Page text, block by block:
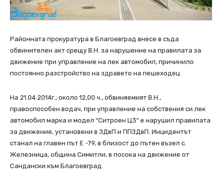
Районната прокуратура в Благоевград внесе в съда
обвинителен акт срещу В.Н. за нарушение на правилата за
движение при управление на лек автомобил, причинило
постоянно разстройство на здравето на пешеходец.
На 21.04.2014г., около 12,00 ч., обвиняемият В.Н.,
правоспособен водач, при управление на собствения си лек
автомобил марка и модел “Ситроен Ц3“ е нарушил правилата
за движение, установени в ЗДвП и ППЗДвП. Инцидентът
станал на главен път Е -79, в близост до пътен възел с.
Железница, община Симитли, в посока на движение от
Сандански към Благоевград.